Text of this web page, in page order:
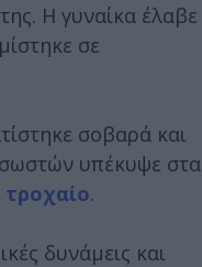
Η γυναίκα έλαβε
σε
σοβαρά και
υπέκυψε στα
τροχαίο.
δυνάμεις και